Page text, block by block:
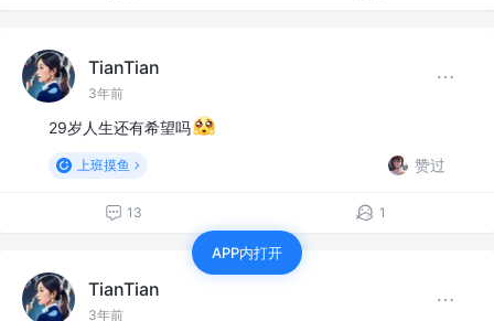
TianTian
3年前
29岁人生还有希望吗
上班摸鱼 赞过
13 1
TianTian
3年前
APP内打开